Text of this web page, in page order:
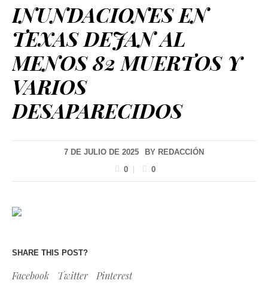
INUNDACIONES EN
TEXAS DEJAN AL
MENOS 82 MUERTOS Y
VARIOS
DESAPARECIDOS
7 DE JULIO DE 2025 BY REDACCIÓN
0
0
SHARE THIS POST?
Facebook Twitter Pinterest